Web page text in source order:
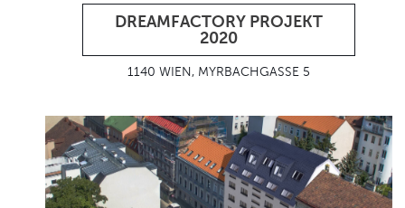
DREAMFACTORY PROJEKT
2020
1140 WIEN, MYRBACHGASSE 5